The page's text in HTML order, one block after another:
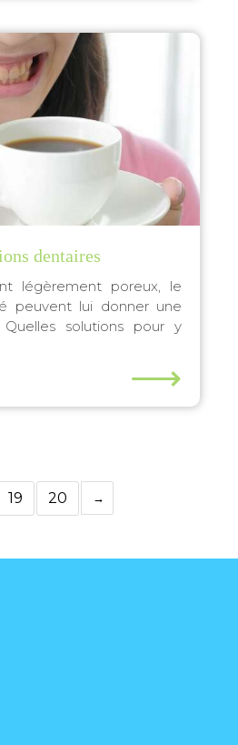
dentaires
légèrement poreux, le
peuvent lui donner une
Quelles solutions pour y
⟶
19 20